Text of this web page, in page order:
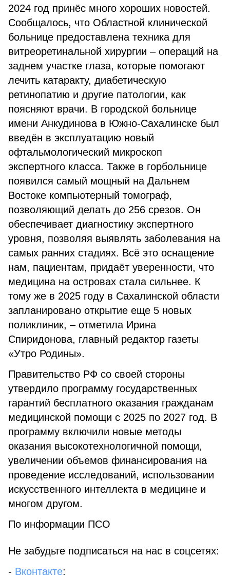
2024 год принёс много хороших новостей.
Сообщалось, что Областной клинической
больнице предоставлена техника для
витреоретинальной хирургии – операций на
заднем участке глаза, которые помогают
лечить катаракту, диабетическую
ретинопатию и другие патологии, как
поясняют врачи. В городской больнице
имени Анкудинова в Южно-Сахалинске был
введён в эксплуатацию новый
офтальмологический микроскоп
экспертного класса. Также в горбольнице
появился самый мощный на Дальнем
Востоке компьютерный томограф,
позволяющий делать до 256 срезов. Он
обеспечивает диагностику экспертного
уровня, позволяя выявлять заболевания на
самых ранних стадиях. Всё это оснащение
нам, пациентам, придаёт уверенности, что
медицина на островах стала сильнее. К
тому же в 2025 году в Сахалинской области
запланировано открытие еще 5 новых
поликлиник, – отметила Ирина
Спиридонова, главный редактор газеты
«Утро Родины».
Правительство РФ со своей стороны
утвердило программу государственных
гарантий бесплатного оказания гражданам
медицинской помощи с 2025 по 2027 год. В
программу включили новые методы
оказания высокотехнологичной помощи,
увеличении объемов финансирования на
проведение исследований, использовании
искусственного интеллекта в медицине и
многом другом.
По информации ПСО
Не забудьте подписаться на нас в соцсетях:
- Вконтакте;